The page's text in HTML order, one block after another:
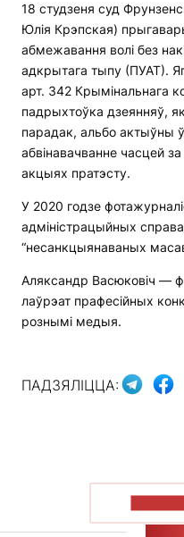
18 студзеня суд
Юлія Крэпская)
абмежавання волі без
адкрытага тыпу (ПУАТ).
арт. 342 Крымінальнага
падрыхтоўка дзеянняў,
парадак, альбо актыўны
абвінавачванне часцей
акцыях пратэсту.
У 2020 годзе
адміністрацыйных
“несанкцыянаваных
Аляксандр Васюковіч —
лаўрэат прафесійных
рознымі медыя.
ПАДЗЯЛІЦЦА: